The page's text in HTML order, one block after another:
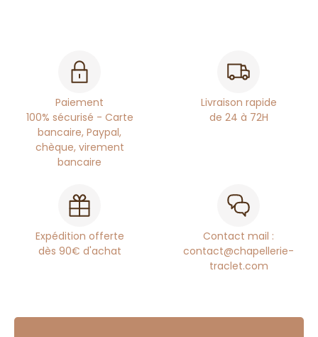
Paiement
100% sécurisé - Carte
bancaire, Paypal,
chèque, virement
bancaire
Livraison rapide
de 24 à 72H
Expédition offerte
dès 90€ d'achat
Contact mail :
contact@chapellerie-
traclet.com